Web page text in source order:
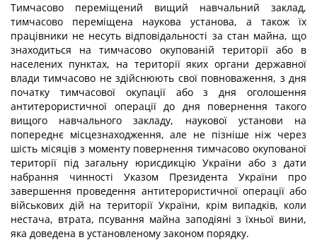
Тимчасово переміщений вищий навчальний заклад,
тимчасово переміщена наукова установа, а також їх
працівники не несуть відповідальності за стан майна, що
знаходиться на тимчасово окупованій території або в
населених пунктах, на території яких органи державної
влади тимчасово не здійснюють свої повноваження, з дня
початку тимчасової окупації або з дня оголошення
антитерористичної операції до дня повернення такого
вищого навчального закладу, наукової установи на
попереднє місцезнаходження, але не пізніше ніж через
шість місяців з моменту повернення тимчасово окупованої
території під загальну юрисдикцію України або з дати
набрання чинності Указом Президента України про
завершення проведення антитерористичної операції або
військових дій на території України, крім випадків, коли
нестача, втрата, псування майна заподіяні з їхньої вини,
яка доведена в установленому законом порядку.